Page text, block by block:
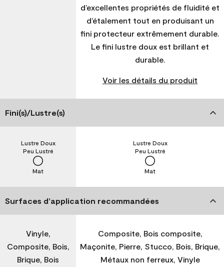
d’excellentes propriétés de fluidité et
d’étalement tout en produisant un
fini protecteur extrêmement durable.
Le fini lustre doux est brillant et
durable.
Voir les détails du produit
Fini(s)/Lustre(s)
Mat
Peu Lustré
Lustre Doux
Mat
Peu Lustré
Lustre Doux
Surfaces d’application recommandées
Vinyle,
Composite, Bois,
Brique, Bois
Composite, Bois composite,
Maçonite, Pierre, Stucco, Bois, Brique,
Métaux non ferreux, Vinyle